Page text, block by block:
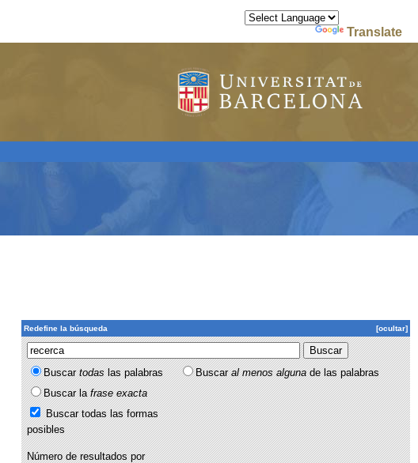
Translate
[ocultar]
Redefine la búsqueda
Buscartodaslas palabras Buscaral menos algunade las palabras
Buscar lafrase exacta
Buscar todas las formas
posibles
Número de resultados por